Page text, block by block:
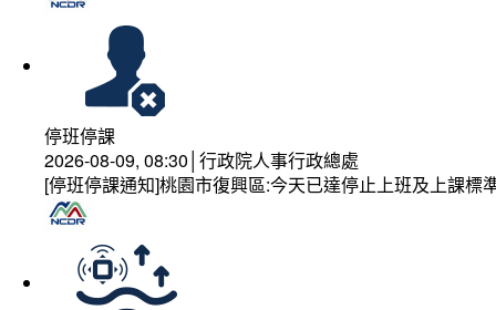
停班停課
2026-08-09, 08:30│行政院人事行政總處
[停班停課通知]桃園市復興區:今天已達停止上班及上課